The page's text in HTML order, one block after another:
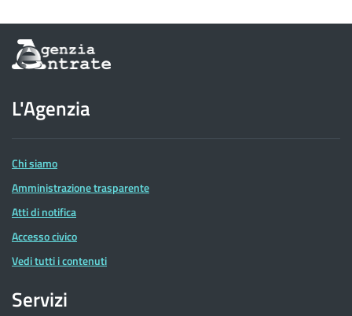
Informazioni
sul
dell'Agenzia
delle
Entrate
L'Agenzia
Chi siamo
Amministrazione trasparente
Atti di notifica
Accesso civico
Vedi tutti i contenuti
Servizi